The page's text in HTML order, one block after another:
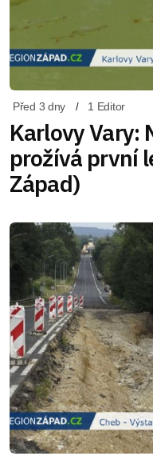
Před 3 dny 1 Editor
Karlovy Vary:
prožívá první
Západ)